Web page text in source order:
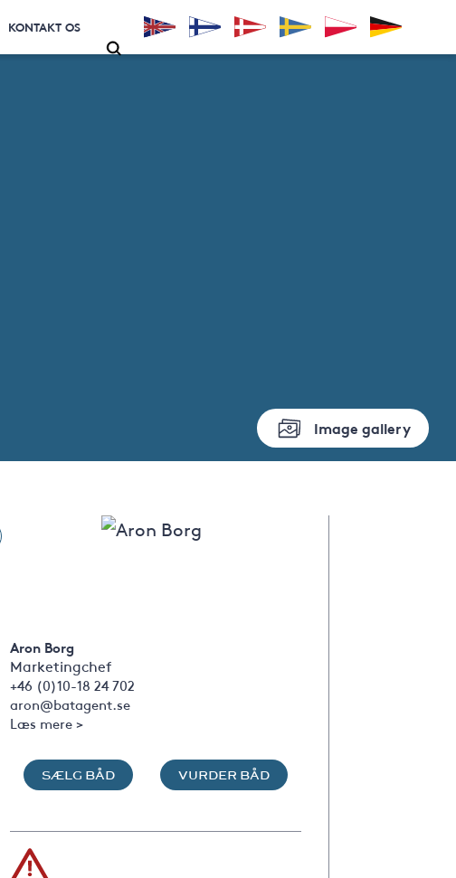
KONTAKT OS
Image gallery
Aron Borg
Marketingchef
+46 (0)10-18 24 702
aron@batagent.se
Læs mere >
SÆLG BÅD VURDER BÅD